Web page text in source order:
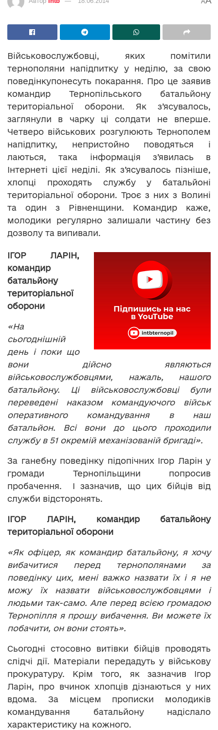
Військовослужбовці, яких помітили
тернополяни напідпитку у неділю, за свою
поведінкупонесуть покарання. Про це заявив
командир Тернопільського батальйону
територіальної оборони. Як з’ясувалось,
заглянули в чарку ці солдати не вперше.
Четверо військових розгулюють Тернополем
напідпитку, непристойно поводяться і
лаються, така інформація з’явилась в
Інтернеті цієї неділі. Як з’ясувалось пізніше,
хлопці проходять службу у батальйоні
територіальної оборони. Троє з них з Волині
та один з Рівненщини. Командир каже,
молодики регулярно залишали частину без
дозволу та випивали.
ІГОР ЛАРІН,
командир
батальйону
територіальної
оборони
«На
сьогоднішній
день і поки що
вони дійсно являються
військовослужбовцями, нажаль, нашого
батальйону. Ці військовослужбовці були
переведені наказом командуючого військ
оперативного командування в наш
батальйон. Всі вони до цього проходили
службу в 51 окремій механізованій бригаді».
За ганебну поведінку підопічних Ігор Ларін у
громади Тернопільщини попросив
пробачення. І зазначив, що цих бійців від
служби відсторонять.
ІГОР ЛАРІН, командир батальйону
територіальної оборони
«Як офіцер, як командир батальйону, я хочу
вибачитися перед тернополянами за
поведінку цих, мені важко назвати їх і я не
можу їх назвати військовослужбовцями і
людьми так-само. Але перед всією громадою
Тернопілля я прошу вибачення. Ви можете їх
побачити, он вони стоять».
Сьогодні стосовно витівки бійців проводять
слідчі дії. Матеріали передадуть у військову
прокуратуру. Крім того, як зазначив Ігор
Ларін, про вчинок хлопців дізнаються у них
вдома. За місцем прописки молодиків
командування батальйону надіслало
характеристику на кожного.